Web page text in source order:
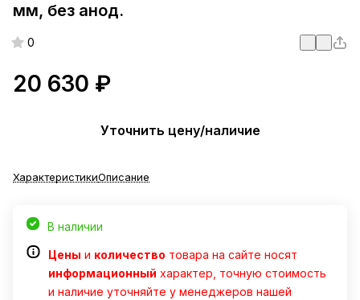
мм, без анод.
0
20 630 ₽
Уточнить цену/наличие
ХарактеристикиОписание
В наличии
Цены и количество товара на сайте носят
информационный характер, точную стоимость
и наличие уточняйте у менеджеров нашей